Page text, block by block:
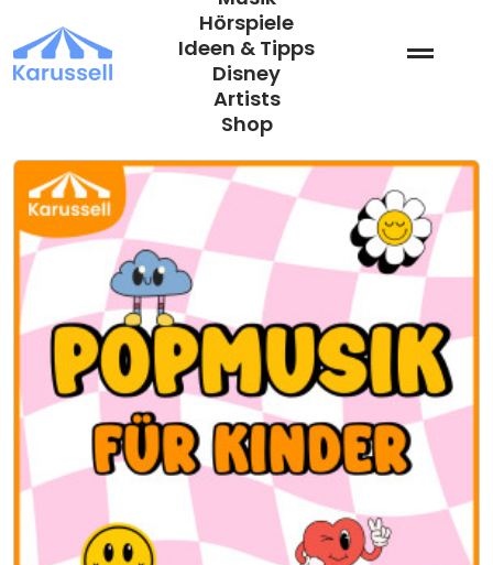
Inhalt
springen
Hörspiele
Ideen & Tipps
Disney
Artists
Shop